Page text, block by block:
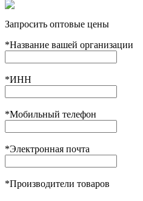
Запросить оптовые цены
*Название вашей организации
*ИНН
*Мобильный телефон
*Электронная почта
*Производители товаров